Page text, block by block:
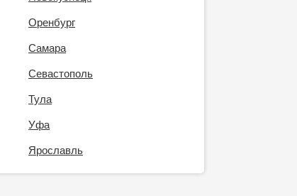
Оренбург
Самара
Севастополь
Тула
Уфа
Ярославль